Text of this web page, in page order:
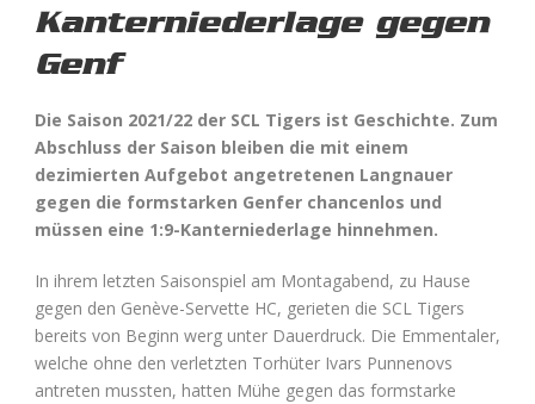
Kanterniederlage gegen
Genf
Die Saison 2021/22 der SCL Tigers ist Geschichte. Zum
Abschluss der Saison bleiben die mit einem
dezimierten Aufgebot angetretenen Langnauer
gegen die formstarken Genfer chancenlos und
müssen eine 1:9-Kanterniederlage hinnehmen.
In ihrem letzten Saisonspiel am Montagabend, zu Hause
gegen den Genève-Servette HC, gerieten die SCL Tigers
bereits von Beginn werg unter Dauerdruck. Die Emmentaler,
welche ohne den verletzten Torhüter Ivars Punnenovs
antreten mussten, hatten Mühe gegen das formstarke